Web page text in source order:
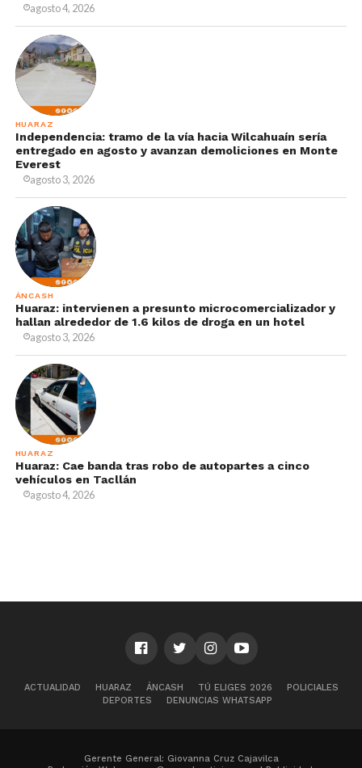
agosto 4, 2026
HUARAZ
Independencia: tramo de la vía hacia Wilcahuaín sería
entregado en agosto y avanzan demoliciones en Monte
Everest
agosto 3, 2026
ÁNCASH
Huaraz: intervienen a presunto microcomercializador y
hallan alrededor de 1.6 kilos de droga en un hotel
agosto 3, 2026
HUARAZ
Huaraz: Cae banda tras robo de autopartes a cinco
vehículos en Tacllán
agosto 4, 2026
ACTUALIDAD HUARAZ ÁNCASH TÚ ELIGES 2026
POLICIALES
DEPORTES
DENUNCIAS WHATSAPP
Gerente General: Giovanna Cruz Cajavilca